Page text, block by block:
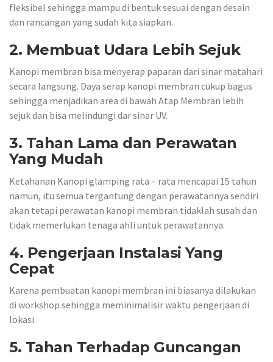
fleksibel sehingga mampu di bentuk sesuai dengan desain
dan rancangan yang sudah kita siapkan.
2. Membuat Udara Lebih Sejuk
Kanopi membran bisa menyerap paparan dari sinar matahari
secara langsung. Daya serap kanopi membran cukup bagus
sehingga menjadikan area di bawah Atap Membran lebih
sejuk dan bisa melindungi dar sinar UV.
3. Tahan Lama dan Perawatan
Yang Mudah
Ketahanan Kanopi glamping rata – rata mencapai 15 tahun
namun, itu semua tergantung dengan perawatannya sendiri
akan tetapi perawatan kanopi membran tidaklah susah dan
tidak memerlukan tenaga ahli untuk perawatannya.
4. Pengerjaan Instalasi Yang
Cepat
Karena pembuatan kanopi membran ini biasanya dilakukan
di workshop sehingga meminimalisir waktu pengerjaan di
lokasi.
5. Tahan Terhadap Guncangan